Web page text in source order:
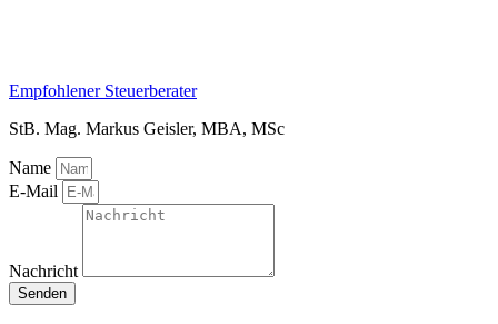
Empfohlener Steuerberater
StB. Mag. Markus Geisler, MBA, MSc
Name
E-Mail
Nachricht
Senden